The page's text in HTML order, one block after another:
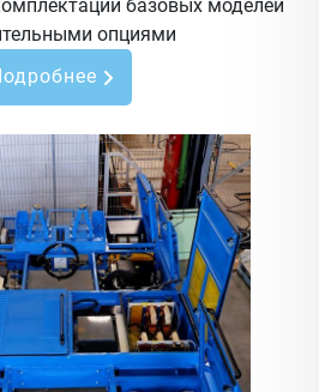
базовых моделей
опциями